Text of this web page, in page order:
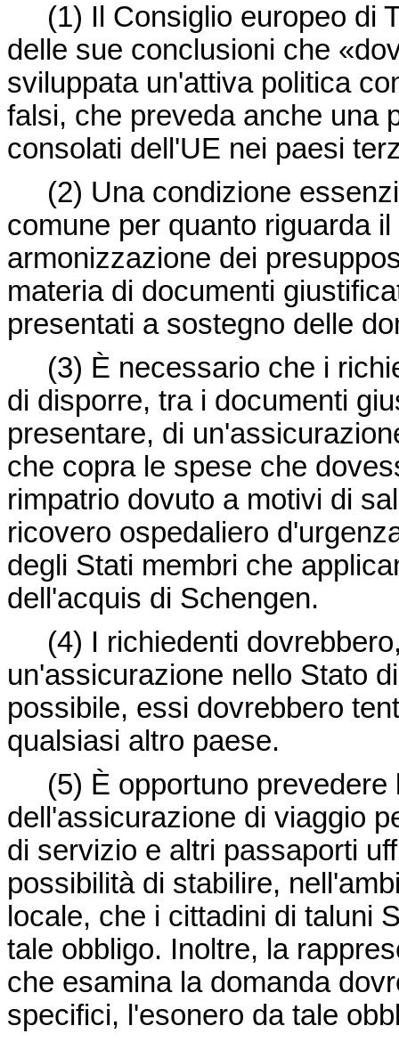
(1) Il Consiglio europeo di
delle sue conclusioni che
sviluppata un'attiva politica
falsi, che preveda anche una
consolati dell'UE nei paesi
(2) Una condizione
comune per quanto riguarda
armonizzazione dei
materia di documenti
presentati a sostegno delle
(3) È necessario che i
di disporre, tra i documenti
presentare, di
che copra le spese che
rimpatrio dovuto a motivi di
ricovero ospedaliero
degli Stati membri che
dell'acquis di Schengen.
(4) I richiedenti
un'assicurazione nello Stato
possibile, essi dovrebbero
qualsiasi altro paese.
(5) È opportuno
dell'assicurazione di viaggio
di servizio e altri passaporti
possibilità di stabilire,
locale, che i cittadini di taluni
tale obbligo. Inoltre, la
che esamina la domanda
specifici, l'esonero da tale